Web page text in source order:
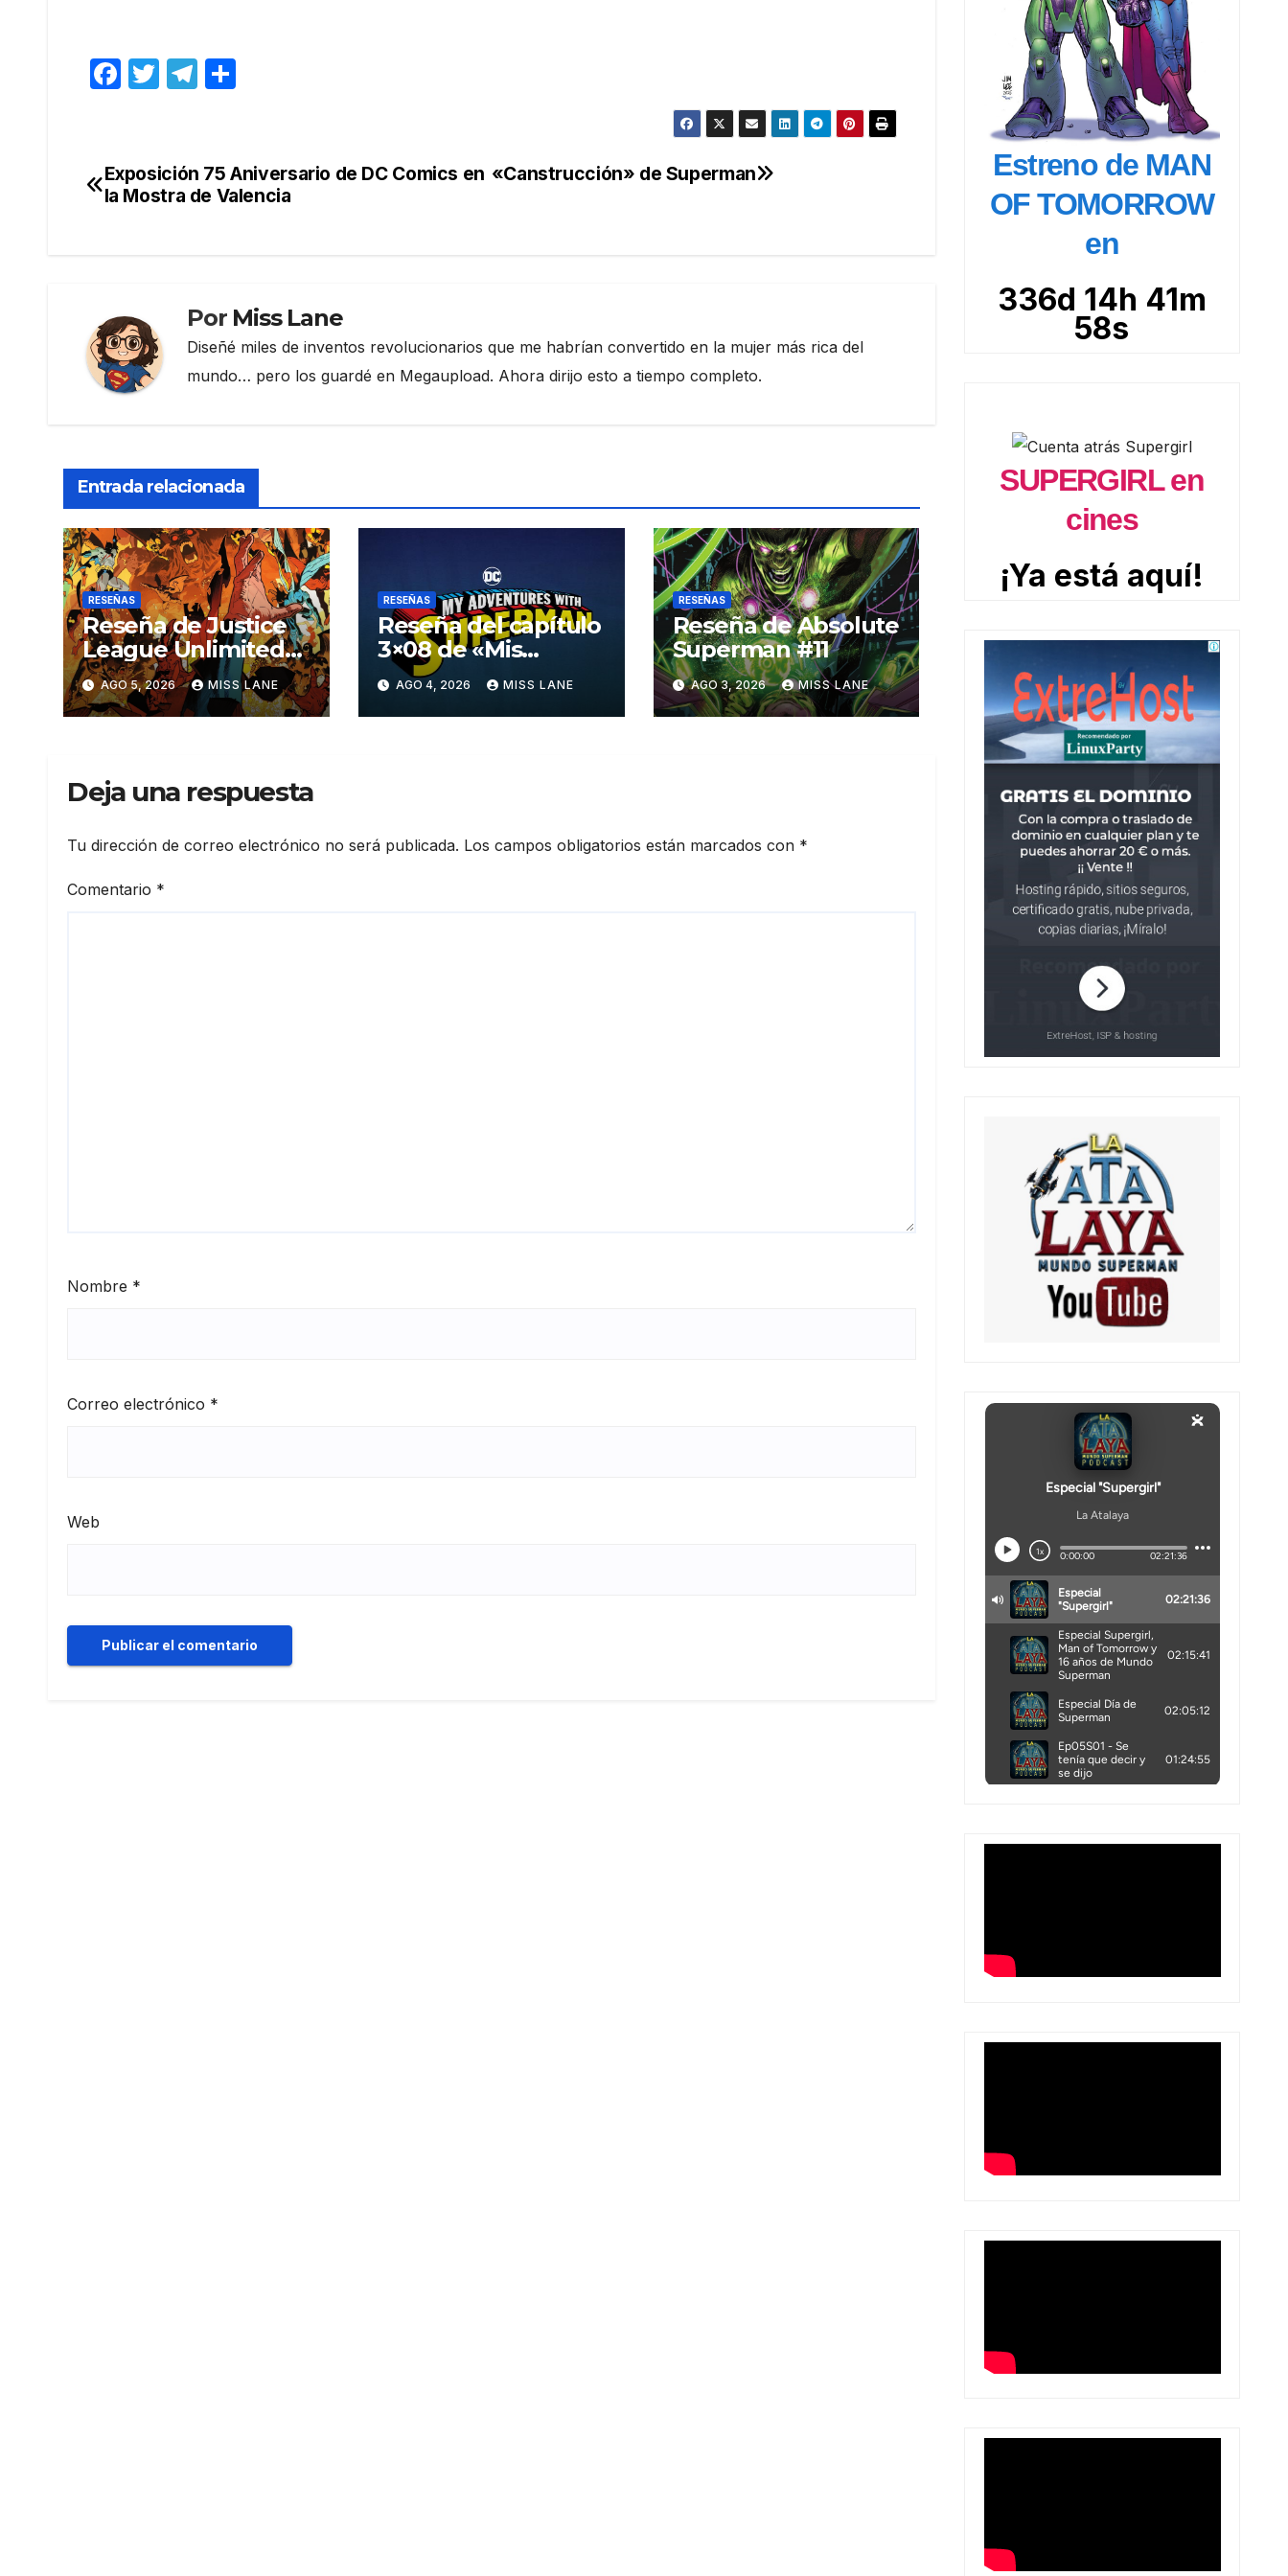
F
e
b
T
er
T
gr
a
p
ar
Navegación
«Canstrucción» de Superman
Exposición 75 Aniversario de DC Comics en
la Mostra de Valencia
Por Miss Lane
Diseñé miles de inventos revolucionarios que me habrían convertido en la mujer más rica del
mundo… pero los guardé en Megaupload. Ahora dirijo esto a tiempo completo.
Entrada relacionada
RESEÑAS
Reseña de Justice
League Unlimited
#11AGO 5, 2026 MISS LANE
RESEÑAS
Reseña del capítulo
3×08 de «Mis
aventuras con
Superman»
AGO 4, 2026 MISS LANE
RESEÑAS
Reseña de Absolute
Superman #11
AGO 3, 2026 MISS LANE
Deja una respuesta
Tu dirección de correo electrónico no será publicada. Los campos obligatorios están marcados con *
Comentario *
Nombre *
Correo electrónico *
Web
Estreno de MAN
OF TOMORROW
en
336d 14h 41m
57s
SUPERGIRL en
cines
¡Ya está aquí!